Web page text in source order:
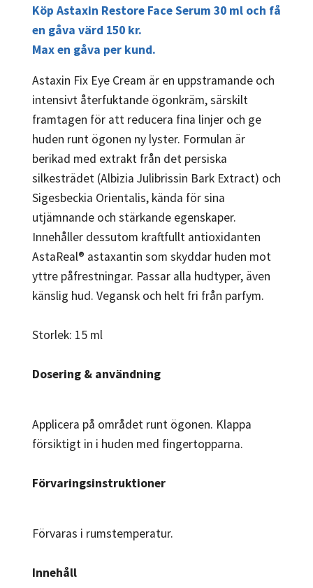
Köp Astaxin Restore Face Serum 30 ml och få
en gåva värd 150 kr.
Max en gåva per kund.
Astaxin Fix Eye Cream är en uppstramande och
intensivt återfuktande ögonkräm, särskilt
framtagen för att reducera fina linjer och ge
huden runt ögonen ny lyster. Formulan är
berikad med extrakt från det persiska
silkesträdet (Albizia Julibrissin Bark Extract) och
Sigesbeckia Orientalis, kända för sina
utjämnande och stärkande egenskaper.
Innehåller dessutom kraftfullt antioxidanten
AstaReal® astaxantin som skyddar huden mot
yttre påfrestningar. Passar alla hudtyper, även
känslig hud. Vegansk och helt fri från parfym.
Storlek: 15 ml
Dosering & användning
Applicera på området runt ögonen. Klappa
försiktigt in i huden med fingertopparna.
Förvaringsinstruktioner
Förvaras i rumstemperatur.
Innehåll